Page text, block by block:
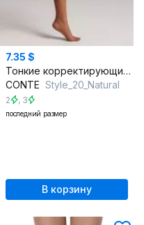
7.35 $
Тонкие корректирующие бежевые колготки с утягивающими трусиками
CONTE Style_20_Natural
2 , 3
последний размер
В корзину